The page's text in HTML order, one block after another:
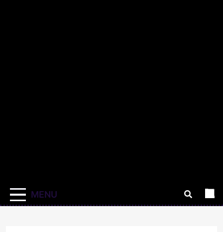
MENU